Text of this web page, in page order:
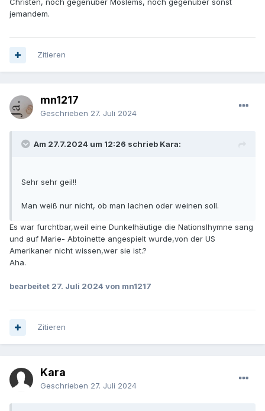
Christen, noch gegenüber Moslems, noch gegenüber sonst
jemandem.
Zitieren
mn1217
Geschrieben 27. Juli 2024
Am 27.7.2024 um 12:26 schrieb Kara:
Sehr sehr geil!!
Man weiß nur nicht, ob man lachen oder weinen soll.
Es war furchtbar,weil eine Dunkelhäutige die Nationslhymne sang
und auf Marie- Abtoinette angespielt wurde,von der US
Amerikaner nicht wissen,wer sie ist.?
Aha.
bearbeitet 27. Juli 2024 von mn1217
Zitieren
Kara
Geschrieben 27. Juli 2024